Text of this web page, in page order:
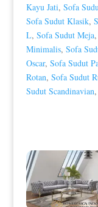
Kayu Jati, Sofa
Sofa Sudut Klasik,
L, Sofa Sudut Meja,
Minimalis, Sofa
Oscar, Sofa Sudut
Rotan, Sofa Sudut
Sudut Scandinavian,